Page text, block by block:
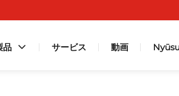
品 サービス 動画